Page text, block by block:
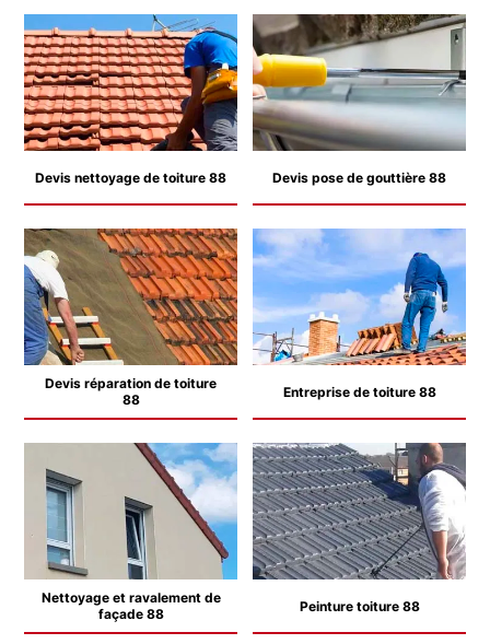
Devis nettoyage de toiture 88 Devis pose de gouttière 88
Devis réparation de toiture
88
Entreprise de toiture 88
Nettoyage et ravalement de
façade 88
Peinture toiture 88